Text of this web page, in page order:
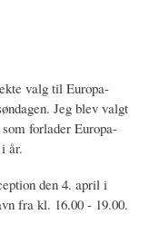
valg til Europa-
Jeg blev valgt
forlader Europa-
år.
den 4. april i
fra kl. 16.00 - 19.00.